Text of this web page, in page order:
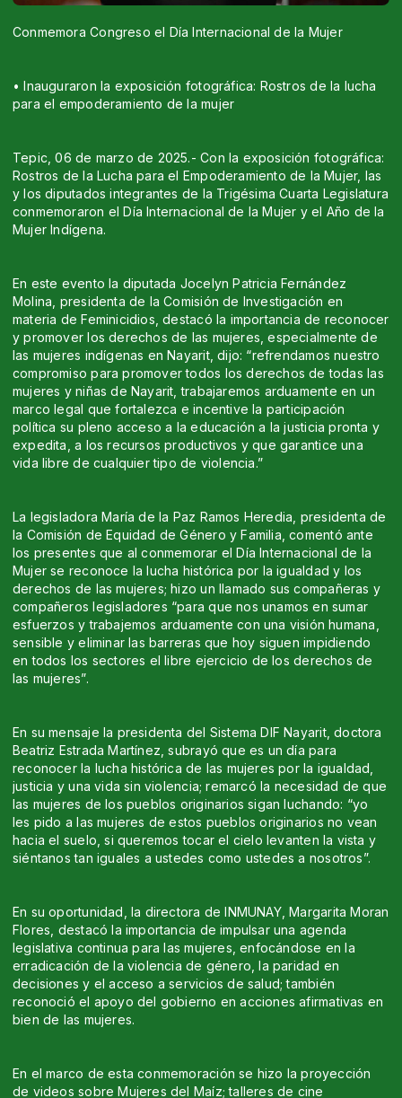
Conmemora Congreso el Día Internacional de la Mujer
• Inauguraron la exposición fotográfica: Rostros de la lucha
para el empoderamiento de la mujer
Tepic, 06 de marzo de 2025.- Con la exposición fotográfica:
Rostros de la Lucha para el Empoderamiento de la Mujer, las
y los diputados integrantes de la Trigésima Cuarta Legislatura
conmemoraron el Día Internacional de la Mujer y el Año de la
Mujer Indígena.
En este evento la diputada Jocelyn Patricia Fernández
Molina, presidenta de la Comisión de Investigación en
materia de Feminicidios, destacó la importancia de reconocer
y promover los derechos de las mujeres, especialmente de
las mujeres indígenas en Nayarit, dijo: “refrendamos nuestro
compromiso para promover todos los derechos de todas las
mujeres y niñas de Nayarit, trabajaremos arduamente en un
marco legal que fortalezca e incentive la participación
política su pleno acceso a la educación a la justicia pronta y
expedita, a los recursos productivos y que garantice una
vida libre de cualquier tipo de violencia.”
La legisladora María de la Paz Ramos Heredia, presidenta de
la Comisión de Equidad de Género y Familia, comentó ante
los presentes que al conmemorar el Día Internacional de la
Mujer se reconoce la lucha histórica por la igualdad y los
derechos de las mujeres; hizo un llamado sus compañeras y
compañeros legisladores “para que nos unamos en sumar
esfuerzos y trabajemos arduamente con una visión humana,
sensible y eliminar las barreras que hoy siguen impidiendo
en todos los sectores el libre ejercicio de los derechos de
las mujeres”.
En su mensaje la presidenta del Sistema DIF Nayarit, doctora
Beatriz Estrada Martínez, subrayó que es un día para
reconocer la lucha histórica de las mujeres por la igualdad,
justicia y una vida sin violencia; remarcó la necesidad de que
las mujeres de los pueblos originarios sigan luchando: “yo
les pido a las mujeres de estos pueblos originarios no vean
hacia el suelo, si queremos tocar el cielo levanten la vista y
siéntanos tan iguales a ustedes como ustedes a nosotros”.
En su oportunidad, la directora de INMUNAY, Margarita Moran
Flores, destacó la importancia de impulsar una agenda
legislativa continua para las mujeres, enfocándose en la
erradicación de la violencia de género, la paridad en
decisiones y el acceso a servicios de salud; también
reconoció el apoyo del gobierno en acciones afirmativas en
bien de las mujeres.
En el marco de esta conmemoración se hizo la proyección
de videos sobre Mujeres del Maíz; talleres de cine